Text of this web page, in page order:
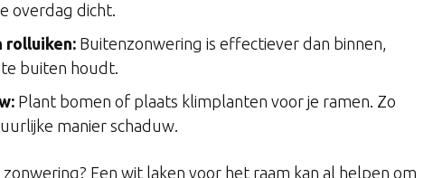
overdag dicht.
rolluiken: Buitenzonwering is effectiever dan binnen,
buiten houdt.
Plant bomen of plaats klimplanten voor je ramen. Zo
manier schaduw.
Een wit laken voor het raam kan al helpen om